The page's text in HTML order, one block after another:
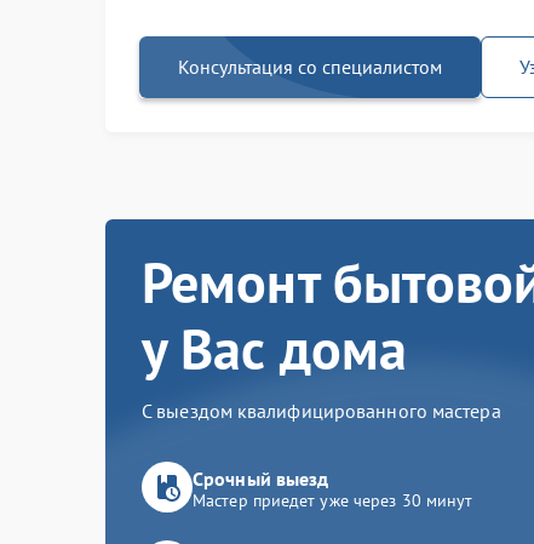
Консультация со специалистом
Ремонт
у Вас дома
С выездом квалифицированного мастера
Срочный выезд
Мастер приедет уже через 30 минут